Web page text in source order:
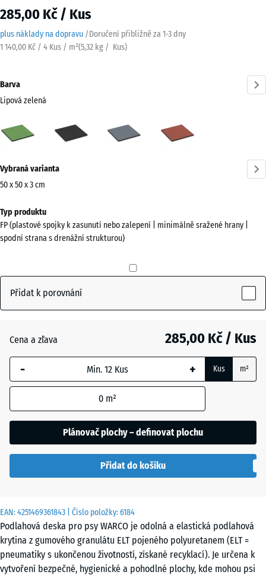
285,00 Kč / Kus
plus náklady na dopravu /Doručení přibližně za 1-3 dny
1 140,00 Kč / 4 Kus / m²(5,32 kg / Kus)
EAN:4251469361843 | Číslo položky:6184
Podlahová deska pro psy WARCO je odolná a elastická podlahová
krytina z gumového granulátu ELT pojeného polyuretanem (ELT =
pneumatiky s ukončenou životností, získané recyklací). Je určena k
vytvoření bezpečné, hygienické a pohodlné plochy, kde mohou psi
Barva
Lipová zelená
zelená
informací
o
Zobrazit
paletu
Lipová
zelená (active)
Antracit
- 10,00 Kč
Vybraná varianta
50 x 50 x 3 cm
pro
dopravu
500
Vybraný
rozměr s
modrým
ohraničením
pro výpočet
(pokud není
v údajích o
50
x
50
x 3
Typ produktu
FP (plastové spojky k zasunutí nebo zalepení | minimálně sražené hrany |
spodní strana s drenážní strukturou)
Přidat k porovnání
Cena a zľava 285,00 Kč / Kus
- + Kus m²
0 m²
Plánovač plochy – definovat plochu
Přidat do košíku